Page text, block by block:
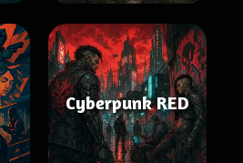
Cyberpunk RED